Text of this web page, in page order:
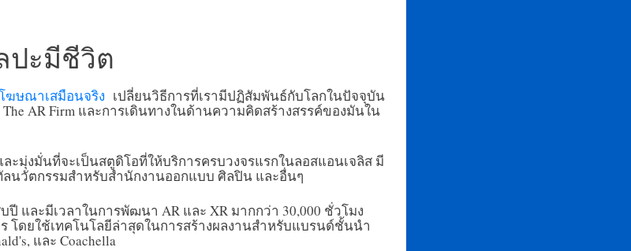
ปะมีชีวิต
ฆษณาเสมือนจริง เปลี่ยนวิธีการที่เรามีปฏิสัมพันธ์กับโลกในปัจจุบัน
AR Firm และการเดินทางในด้านความคิดสร้างสรรค์ของมันใน
ะมุ่งมั่นที่จะเป็นสตูดิโอที่ให้บริการครบวงจรแรกในลอสแอนเจลิส มี
นวัตกรรมสำหรับสำนักงานออกแบบ ศิลปิน และอื่นๆ
และมีเวลาในการพัฒนา AR และ XR มากกว่า 30,000 ชั่วโมง
โดยใช้เทคโนโลยีล่าสุดในการสร้างผลงานสำหรับแบรนด์ชั้นนำ
และ Coachella